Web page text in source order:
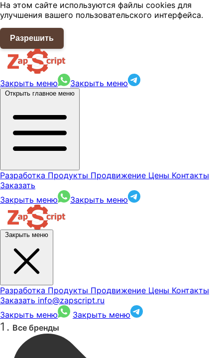
На этом сайте используются файлы cookies для
улучшения вашего пользовательского интерфейса.
Разрешить
Закрыть меню Закрыть меню
Открыть главное меню
Разработка Продукты Продвижение Цены Контакты
Заказать
Закрыть меню
Закрыть меню
Закрыть меню
Разработка Продукты Продвижение Цены Контакты
Заказать info@zapscript.ru
Закрыть меню
Закрыть меню
Все бренды